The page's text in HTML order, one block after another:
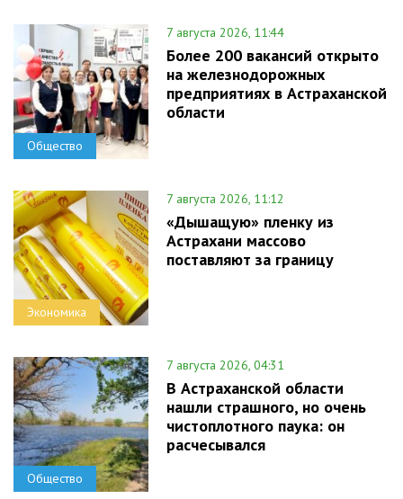
Общество
7 августа 2026, 11:44
Более 200 вакансий открыто
на железнодорожных
предприятиях в Астраханской
области
Экономика
7 августа 2026, 11:12
«Дышащую» пленку из
Астрахани массово
поставляют за границу
Общество
7 августа 2026, 04:31
В Астраханской области
нашли страшного, но очень
чистоплотного паука: он
расчесывался